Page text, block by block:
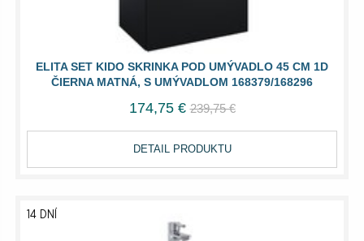
ELITA SET KIDO SKRINKA POD UMÝVADLO 45 CM 1D
ČIERNA MATNÁ, S UMÝVADLOM 168379/168296
174,75 € 239,75 €
DETAIL PRODUKTU
14 DNÍ